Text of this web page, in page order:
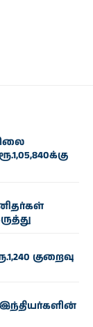
குறைவு
இந்தியர்களின்